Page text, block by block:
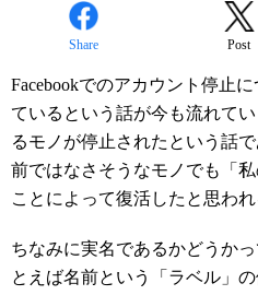
Share Post
Facebookでのアカウント停止
ているという話が今も流れて
るモノが停止されたという話
前ではなさそうなモノでも「
ことによって復活したと思わ
ちなみに実名であるかどうか
とえば名前という「ラベル」